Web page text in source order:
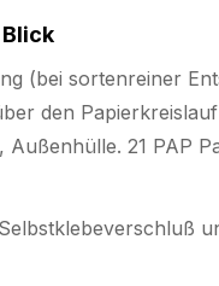
(bei sortenreiner
den
Außenhülle. 21 PAP